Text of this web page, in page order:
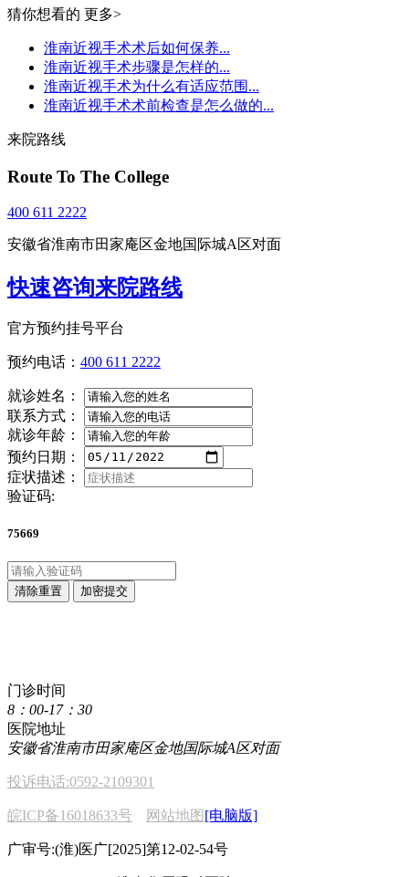
猜你想看的 更多>
淮南近视手术术后如何保养...
淮南近视手术步骤是怎样的...
淮南近视手术为什么有适应范围...
淮南近视手术术前检查是怎么做的...
来院路线
Route To The College
400 611 2222
安徽省淮南市田家庵区金地国际城A区对面
快速咨询来院路线
官方预约挂号平台
预约电话： 400 611 2222
就诊姓名：
联系方式：
就诊年龄：
预约日期：
症状描述：
验证码:
75669
清除重置 加密提交
门诊时间
8：00-17：30
医院地址
安徽省淮南市田家庵区金地国际城A区对面
投诉电话:0592-2109301
皖ICP备16018633号 网站地图 [电脑版]
广审号:(淮)医广[2025]第12-02-54号